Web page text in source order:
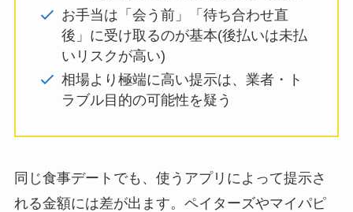
お手当は「会う前」「待ち合わせ直
後」に受け取るのが基本(後払いは未払
いリスクが高い)
相場より極端に高い提示は、業者・ト
ラブル目的の可能性を疑う
同じ食事デートでも、使うアプリによって提示さ
れる金額には差が出ます。ペイターズやマイパピ